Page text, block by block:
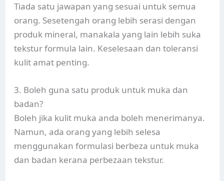
Tiada satu jawapan yang sesuai untuk semua
orang. Sesetengah orang lebih serasi dengan
produk mineral, manakala yang lain lebih suka
tekstur formula lain. Keselesaan dan toleransi
kulit amat penting.
3. Boleh guna satu produk untuk muka dan
badan?
Boleh jika kulit muka anda boleh menerimanya.
Namun, ada orang yang lebih selesa
menggunakan formulasi berbeza untuk muka
dan badan kerana perbezaan tekstur.